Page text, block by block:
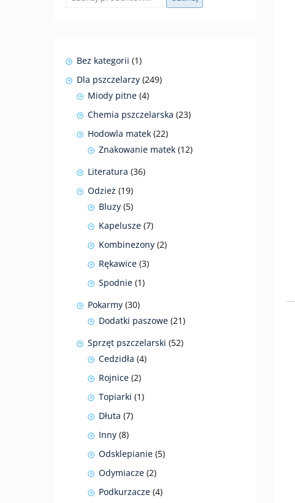
Bez kategorii 11
Dla pszczelarzy 249249
Miody pitne 44
Chemia pszczelarska 2323
Hodowla matek 2222
produkty
Znakowanie matek 1212
Literatura 3636
Odzież 1919
produktów
Bluzy 55
Kapelusze 77
Kombinezony 22
Rękawice 33
Spodnie 11
Pokarmy 3030
produktów
Dodatki paszowe 2121
Sprzęt pszczelarski 5252
Cedzidła 44
Rojnice 22
Topiarki 11
Dłuta 77
Inny 88
Odsklepianie 55
Odymiacze 22
Podkurzacze 44